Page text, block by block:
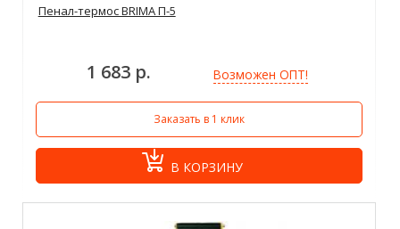
Пенал-термос BRIMA П-5
1 683 р. Возможен ОПТ!
Заказать в 1 клик
В КОРЗИНУ